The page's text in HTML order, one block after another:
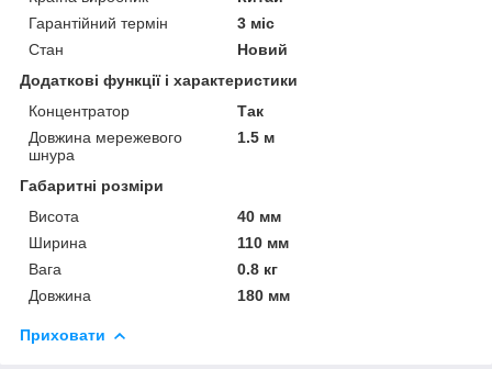
Гарантійний термін
3 міс
Стан
Новий
Додаткові функції і характеристики
Концентратор
Так
Довжина мережевого
шнура
1.5 м
Габаритні розміри
Висота
40 мм
Ширина
110 мм
Вага
0.8 кг
Довжина
180 мм
Приховати